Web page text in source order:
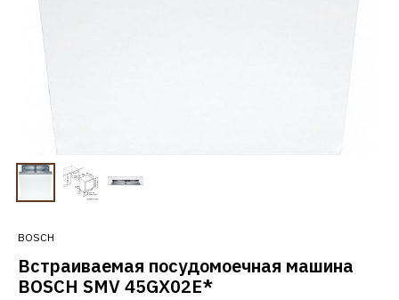
BOSCH
Встраиваемая посудомоечная машина
BOSCH SMV 45GX02E*